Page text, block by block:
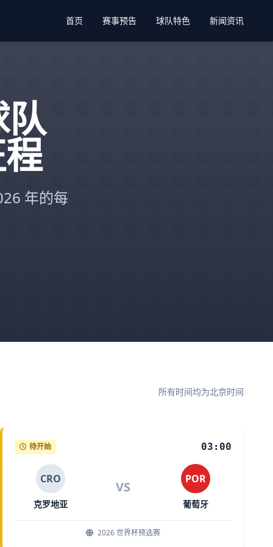
首页 赛事预告 球队特色 新闻资讯
年的每
所有时间均为北京时间
待开始 03:00
CRO
克罗地亚
VS POR
葡萄牙
2026 世界杯预选赛